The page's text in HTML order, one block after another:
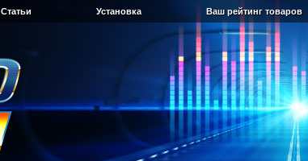
Статьи Установка Ваш рейтинг товаров